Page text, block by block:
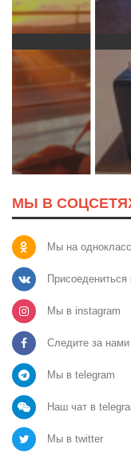
МЫ В
Мы на
Присоедениться
Мы в instagram
Следите за
Мы в telegram
Наш чат в
Мы в twitter